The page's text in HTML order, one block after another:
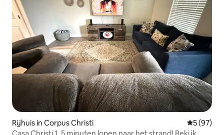
Rijhuis in Corpus Christi
5 (97)